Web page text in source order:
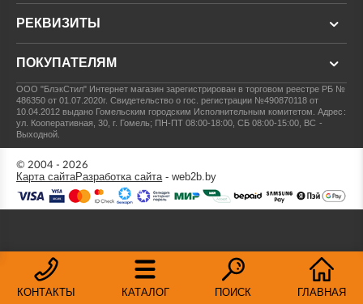
КОНТАКТЫ КАТАЛОГ ПОИСК ГЛАВНАЯ
РЕКВИЗИТЫ
ПОКУПАТЕЛЯМ
ООО "БлэкСтил" Интернет магазин зарегистрирован в торговом реестре РБ №
486350 от 01.07.2020г.Свидетельство о гос. регистрации №490870118 от
10.04.2012 выдано Гомельским городским Исполнительным комитетом.Адрес:
ул. Кооперативная, 30, г. Гомель; ПН-ПТ 08:00-18:00, СБ 08:00-15:00, ВС -
Выходной.
© 2004 - 2026
Карта сайтаРазработка сайта- web2b.by